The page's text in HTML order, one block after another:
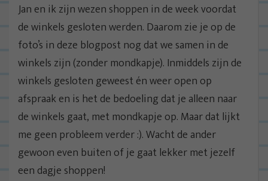
Jan en ik zijn wezen shoppen in de week voordat
de winkels gesloten werden. Daarom zie je op de
foto’s in deze blogpost nog dat we samen in de
winkels zijn (zonder mondkapje). Inmiddels zijn de
winkels gesloten geweest én weer open op
afspraak en is het de bedoeling dat je alleen naar
de winkels gaat, met mondkapje op. Maar dat lijkt
me geen probleem verder :). Wacht de ander
gewoon even buiten of je gaat lekker met jezelf
een dagje shoppen!